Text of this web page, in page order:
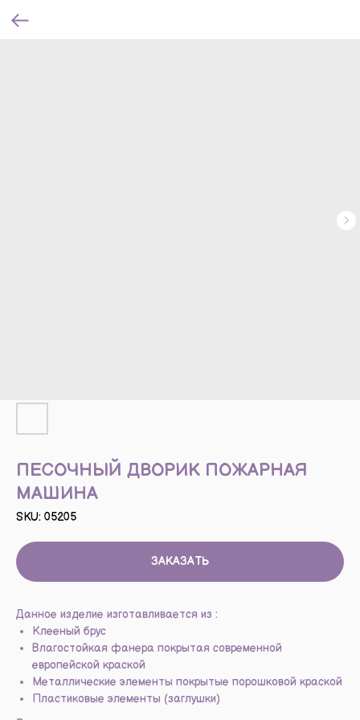
ПЕСОЧНЫЙ ДВОРИК ПОЖАРНАЯ
МАШИНА
SKU: 05205
ЗАКАЗАТЬ
Данное изделие изготавливается из :
Клееный брус
Влагостойкая фанера покрытая современной
европейской краской
Металлические элементы покрытые порошковой краской
Пластиковые элементы (заглушки)